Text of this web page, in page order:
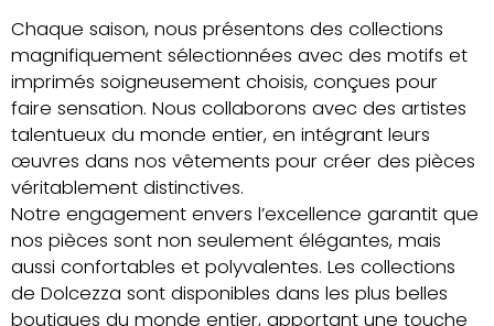
Chaque saison, nous présentons des collections
magnifiquement sélectionnées avec des motifs et
imprimés soigneusement choisis, conçues pour
faire sensation. Nous collaborons avec des artistes
talentueux du monde entier, en intégrant leurs
œuvres dans nos vêtements pour créer des pièces
véritablement distinctives.
Notre engagement envers l’excellence garantit que
nos pièces sont non seulement élégantes, mais
aussi confortables et polyvalentes. Les collections
de Dolcezza sont disponibles dans les plus belles
boutiques du monde entier, apportant une touche